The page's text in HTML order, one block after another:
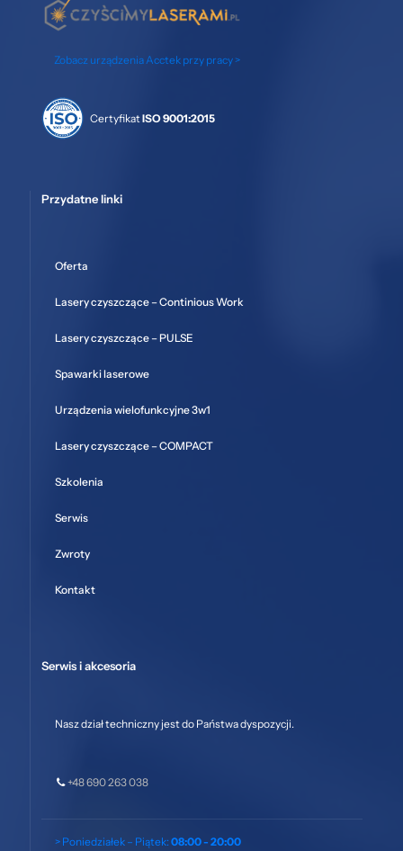
Zobacz urządzenia Acctek przy pracy >
CertyfikatISO 9001:2015
Przydatne linki
Oferta
Lasery czyszczące – Continious Work
Lasery czyszczące – PULSE
Spawarki laserowe
Urządzenia wielofunkcyjne 3w1
Lasery czyszczące – COMPACT
Szkolenia
Serwis
Zwroty
Kontakt
Serwis i akcesoria
Nasz dział techniczny jest do Państwa dyspozycji.
+48 690 263 038
> Poniedziałek – Piątek: 08:00 - 20:00